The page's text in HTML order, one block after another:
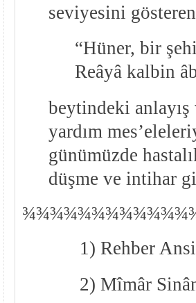
seviyesini
“Hüner, bir
Reâyâ kalbin
beytindeki anlayış
yardım
günümüzde
düşme ve intihar
¾¾
1) Rehber
2) Mîmâr